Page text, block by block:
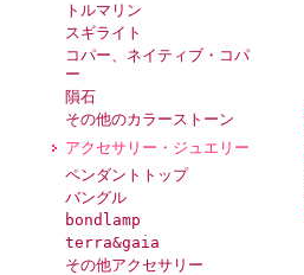
トルマリン
スギライト
コパー、ネイティブ・コパ
ー
隕石
その他のカラーストーン
アクセサリー・ジュエリー
ペンダントトップ
バングル
bondlamp
terra&gaia
その他アクセサリー